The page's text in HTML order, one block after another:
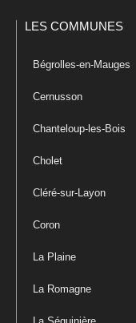
LES COMMUNES
Bégrolles-en-Mauges
Cernusson
Chanteloup-les-Bois
Cholet
Cléré-sur-Layon
Coron
La Plaine
La Romagne